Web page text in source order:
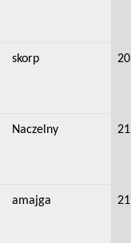
skorp 20
Naczelny 21
amajga 21